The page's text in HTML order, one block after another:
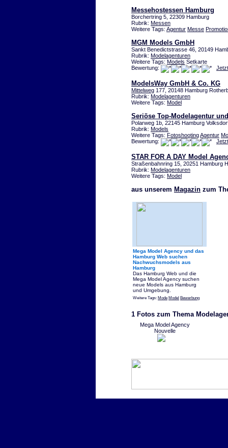
Messehostessen Hamburg
Borchertring 5, 22309 Hamburg
Rubrik: Messen
Weitere Tags: Agentur Messe
MGM Models GmbH
Sankt Benedictstrasse 46, 20149
Rubrik: Modelagenturen
Weitere Tags: Models Setkarte
Bewertung:
ModelsWay GmbH & Co. KG
Mittelweg 177, 20148 Hamburg
Rubrik: Modelagenturen
Weitere Tags: Model
Seriöse Top-Modelagentur
Polarweg 1b, 22145 Hamburg
Rubrik: Models
Weitere Tags: FotoshootingAgentur
Bewertung:
STAR FOR A DAY Model
Straßenbahnring 15, 20251 Hamburg
Rubrik: Modelagenturen
Weitere Tags: Model
aus unserem Magazin zum
Mega Model Agency und das
Hamburg Web suchen
Nachwuchsmodels aus
Hamburg
Das Hamburg Web und die
Mega Model Agency suchen
neue Models aus Hamburg
und Umgebung.
Weitere Tags: Mode Model Bewerbung
1 Fotos zum Thema
Mega Model Agency
Nouvelle